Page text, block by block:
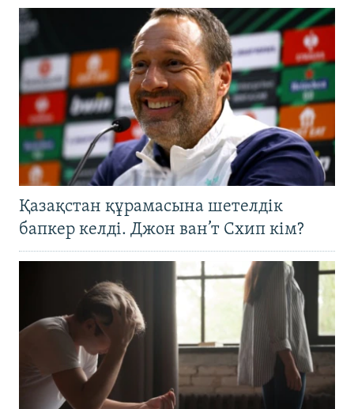
Қазақстан құрамасына шетелдік
бапкер келді. Джон ван’т Схип кім?